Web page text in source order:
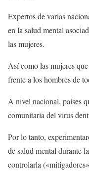
Expertos de varias
en la salud mental
las mujeres.
Así como las mujeres
frente a los hombres de
A nivel nacional, países
comunitaria del virus
Por lo tanto,
de salud mental durante
controlarla